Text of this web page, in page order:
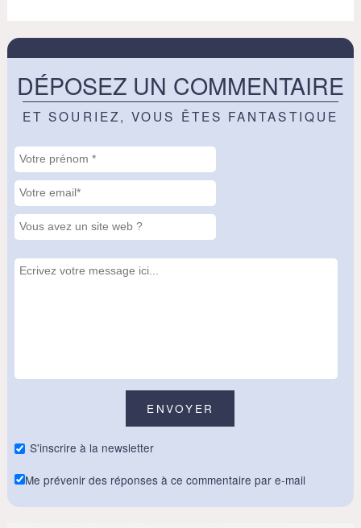
DÉPOSEZ UN COMMENTAIRE
ET SOURIEZ, VOUS ÊTES FANTASTIQUE
S'inscrire à la newsletter
Me prévenir des réponses à ce commentaire par e-mail